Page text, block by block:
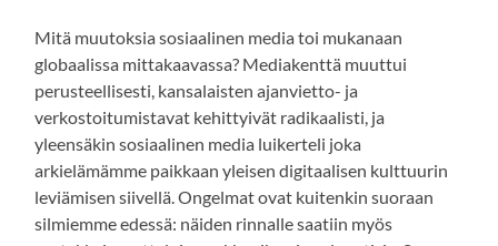
Mitä muutoksia sosiaalinen media toi mukanaan
globaalissa mittakaavassa? Mediakenttä muuttui
perusteellisesti, kansalaisten ajanvietto- ja
verkostoitumistavat kehittyivät radikaalisti, ja
yleensäkin sosiaalinen media luikerteli joka
arkielämämme paikkaan yleisen digitaalisen kulttuurin
leviämisen siivellä. Ongelmat ovat kuitenkin suoraan
silmiemme edessä: näiden rinnalle saatiin myös